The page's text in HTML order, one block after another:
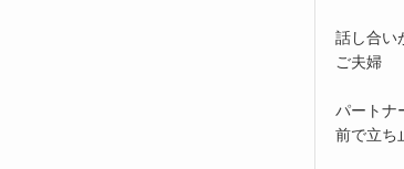
話し合い
ご夫婦
パートナ
前で立ち